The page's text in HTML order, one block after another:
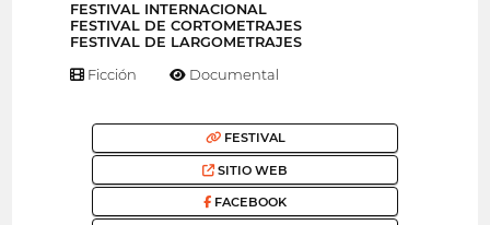
FESTIVAL INTERNACIONAL
FESTIVAL DE CORTOMETRAJES
FESTIVAL DE LARGOMETRAJES
Ficción Documental
FESTIVAL
SITIO WEB
FACEBOOK